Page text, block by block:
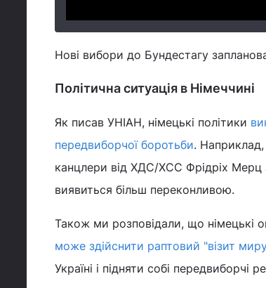
Нові вибори до Бундестагу
Політична ситуація в Німеччині
Як писав УНІАН, німецькі політики
передвиборчої боротьби.
канцлери від ХДС/ХСС Фрідріх Мерц
виявиться більш переконливою.
Також ми розповідали, що німецькі
може здійснити раптовий "візит
Україні і підняти собі передвиборчі